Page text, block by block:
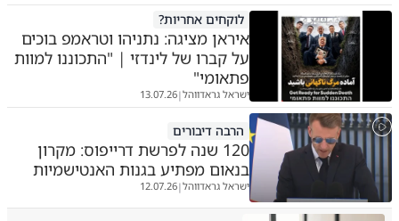
לוקחים אחריות?
איראן מציגה: נתניהו וטראמפ בוכים
על קברו של לינדזי | "התכוננו למוות
פתאומי"
ישראל גראדווהל|
13.07.26
הרבה דיבורים
120 שנה לפרשת דרייפוס: מקרון
בנאום מפתיע בגנות האנטישמיות
ישראל גראדווהל|
12.07.26